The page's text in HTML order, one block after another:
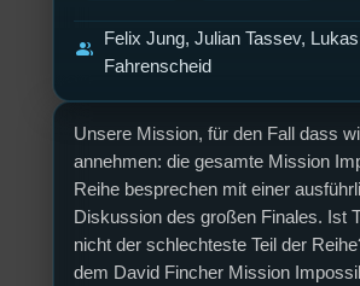
Unsere Mission, für den Fall dass
annehmen: die gesamte Mission
Reihe besprechen mit einer
Diskussion des großen Finales. Ist
nicht der schlechteste Teil der
dem David Fincher Mission
group
Felix Jung, Julian Tassev, Lukas
Fahrenscheid